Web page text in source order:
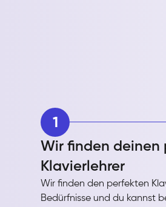
1
Wir finden deinen
Klavierlehrer
Wir finden den perfekten
Bedürfnisse und du kannst